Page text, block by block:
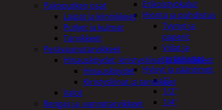
Erikoistyökalut
Hionta ja puhdistus
Tyynyt ja
paperit
Viilat ja
teräsharjat
Hylsyt ja vääntimet
1"
1/2"
1/4"
Pakoputken osat
Laipat ja kiinnikkeet
Putket ja kulmat
Tarvikkeet
Perävaunutarvikkeet
Hinausköydet, kiristysliinat ja kiinnikkeet
Hinausköydet
Kiristysliinat ja tarvikkeet
Valot
Rengas ja -vannetarvikkeet